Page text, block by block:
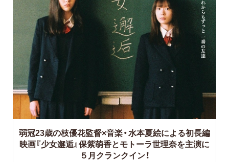
弱冠23歳の枝優花監督×音楽・水本夏絵による初長編
映画『少女邂逅』保紫萌香とモトーラ世理奈を主演に
５月クランクイン！